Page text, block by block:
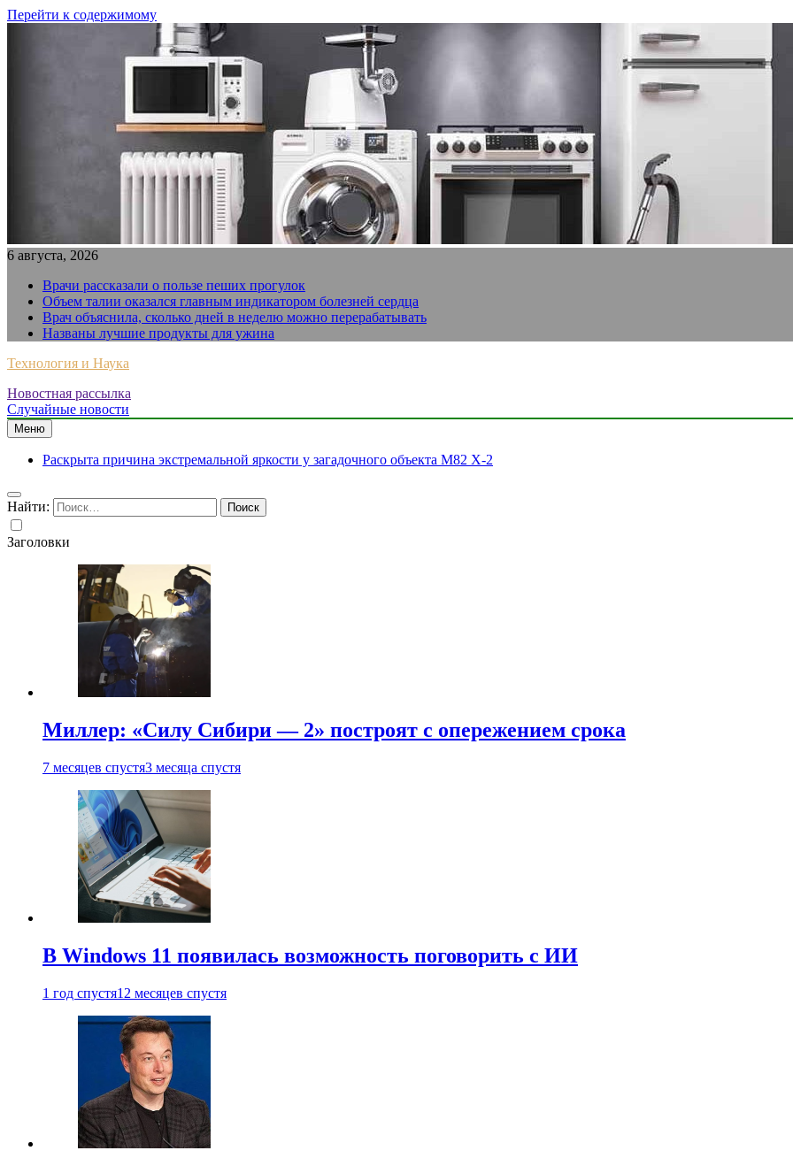
Перейти к содержимому
6 августа, 2026
Врачи рассказали о пользе пеших прогулок
Объем талии оказался главным индикатором болезней сердца
Врач объяснила, сколько дней в неделю можно перерабатывать
Названы лучшие продукты для ужина
Технология и Наука
Новостная рассылка
Случайные новости
Меню
Раскрыта причина экстремальной яркости у загадочного объекта M82 X-2
Найти:
Заголовки
Миллер: «Силу Сибири — 2» построят с опережением срока
7 месяцев спустя3 месяца спустя
В Windows 11 появилась возможность поговорить с ИИ
1 год спустя12 месяцев спустя